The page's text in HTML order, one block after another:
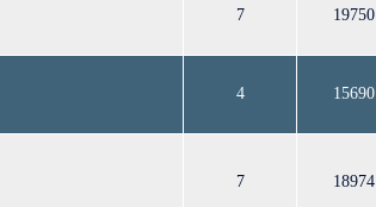
7 19750
4 15690
7 18974